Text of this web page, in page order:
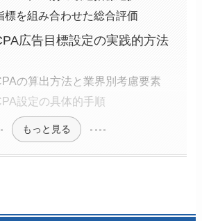
標を組み合わせた総合評価
広告目標設定の実践的方法
の算出方法と業界別考慮要素
設定の具体的手順
もっと見る